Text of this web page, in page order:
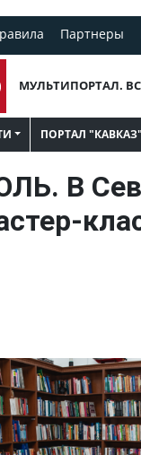
Партнеры
МУЛЬТИПОРТАЛ.
ПОРТАЛ "КАВКАЗ"
В